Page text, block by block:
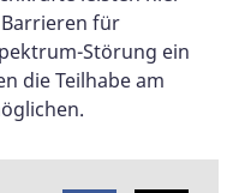
für
Störung ein
die Teilhabe am